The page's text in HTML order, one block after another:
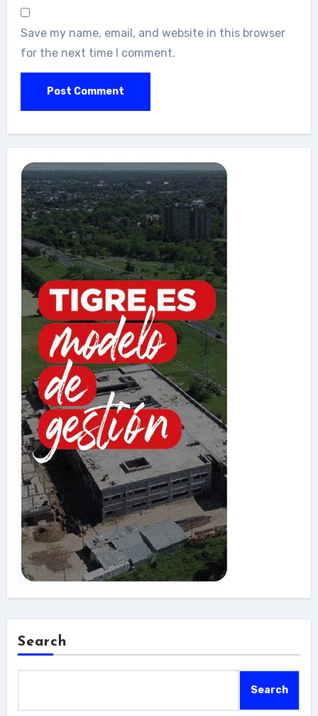
Save my name, email, and website in this browser
for the next time I comment.
Search
Search